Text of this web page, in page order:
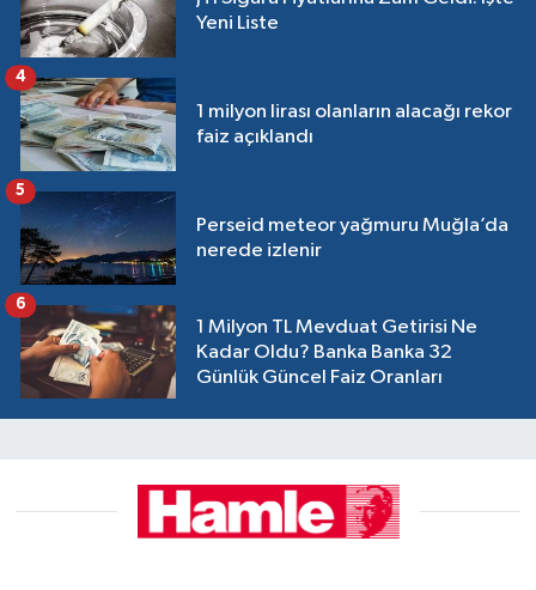
Yeni Liste
1 milyon lirası olanların alacağı rekor
faiz açıklandı
4
Perseid meteor yağmuru Muğla’da
nerede izlenir
5
1 Milyon TL Mevduat Getirisi Ne
Kadar Oldu? Banka Banka 32
Günlük Güncel Faiz Oranları
6